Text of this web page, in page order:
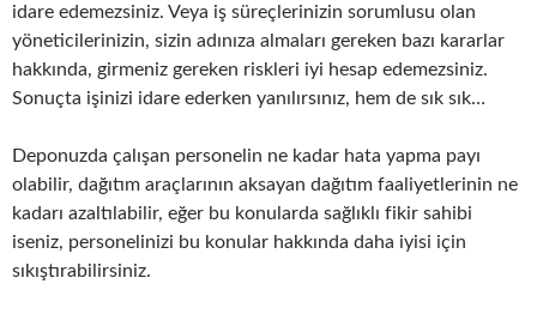
idare edemezsiniz. Veya iş süreçlerinizin sorumlusu olan
yöneticilerinizin, sizin adınıza almaları gereken bazı kararlar
hakkında, girmeniz gereken riskleri iyi hesap edemezsiniz.
Sonuçta işinizi idare ederken yanılırsınız, hem de sık sık…
Deponuzda çalışan personelin ne kadar hata yapma payı
olabilir, dağıtım araçlarının aksayan dağıtım faaliyetlerinin ne
kadarı azaltılabilir, eğer bu konularda sağlıklı fikir sahibi
iseniz, personelinizi bu konular hakkında daha iyisi için
sıkıştırabilirsiniz.